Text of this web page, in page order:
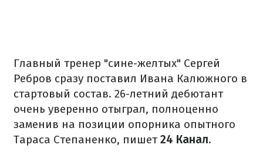
Главный тренер "сине-желтых" Сергей
Ребров сразу поставил Ивана Калюжного в
стартовый состав. 26-летний дебютант
очень уверенно отыграл, полноценно
заменив на позиции опорника опытного
Тараса Степаненко, пишет24 Канал.